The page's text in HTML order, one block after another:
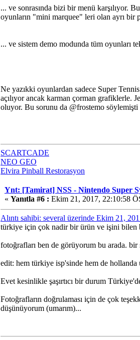
... ve sonrasında bizi bir menü karşılıyor.
oyunların "mini marquee" leri olan ayrı bir
... ve sistem demo modunda tüm oyunları
Ne yazıkki oyunlardan sadece Super
açılıyor ancak karman çorman grafiklerle.
oluyor. Bu sorunu da @frostemo
SCARTCADE
NEO GEO
Elvira Pinball Restorasyon
Ynt: [Tamirat] NSS - Nintendo Super
« Yanıtla #6 : Ekim 21, 2017, 22:10:58
Alıntı sahibi: several üzerinde Ekim 21,
türkiye için çok nadir bir ürün ve işini
fotoğrafları ben de görüyorum bu arada. bir
edit: hem türkiye isp'sinde hem de
Evet kesinlikle şaşırtıcı bir durum
Fotoğrafların doğrulaması için de çok
düşünüyorum (umarım)...